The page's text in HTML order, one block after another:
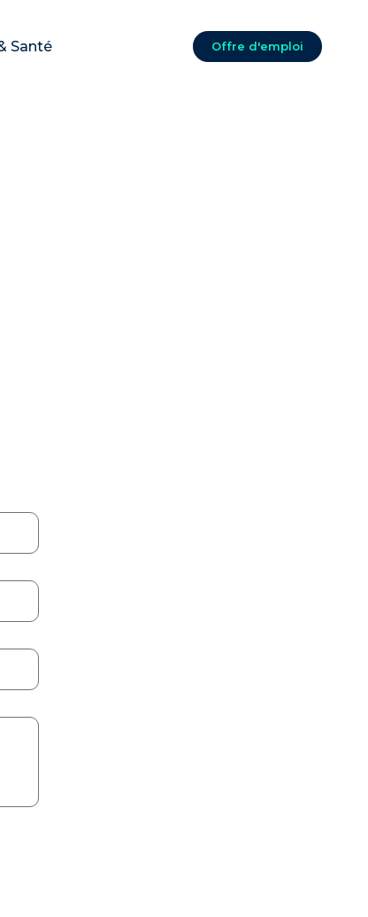
Santé Offre d'emploi